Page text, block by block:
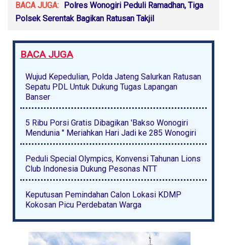
BACA JUGA:
Polres Wonogiri Peduli Ramadhan, Tiga
Polsek Serentak Bagikan Ratusan Takjil
BACA JUGA
Wujud Kepedulian, Polda Jateng Salurkan Ratusan
Sepatu PDL Untuk Dukung Tugas Lapangan
Banser
5 Ribu Porsi Gratis Dibagikan 'Bakso Wonogiri
Mendunia " Meriahkan Hari Jadi ke 285 Wonogiri
Peduli Special Olympics, Konvensi Tahunan Lions
Club Indonesia Dukung Pesonas NTT
Keputusan Pemindahan Calon Lokasi KDMP
Kokosan Picu Perdebatan Warga